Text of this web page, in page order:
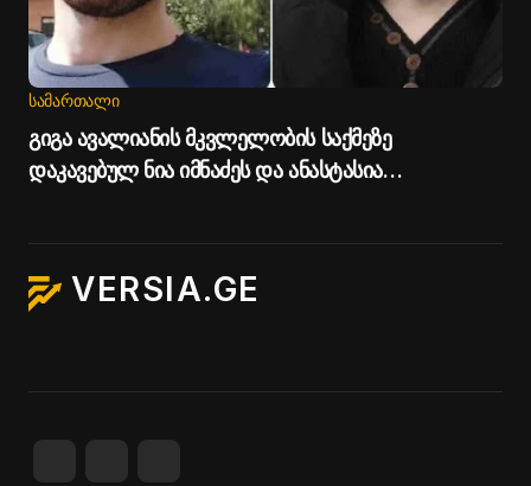
ᲡᲐᲛᲐᲠᲗᲐᲚᲘ
გიგა ავალიანის მკვლელობის საქმეზე
დაკავებულ ნია იმნაძეს და ანასტასია
VERSIA.GE